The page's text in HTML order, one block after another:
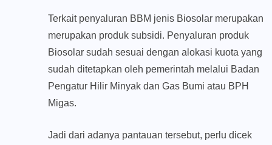
Terkait penyaluran BBM jenis Biosolar merupakan
merupakan produk subsidi. Penyaluran produk
Biosolar sudah sesuai dengan alokasi kuota yang
sudah ditetapkan oleh pemerintah melalui Badan
Pengatur Hilir Minyak dan Gas Bumi atau BPH
Migas.
Jadi dari adanya pantauan tersebut, perlu dicek